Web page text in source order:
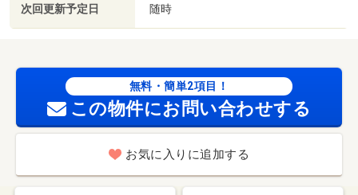
次回更新予定日 随時
無料・簡単2項目！
この物件にお問い合わせする
お気に入りに追加する